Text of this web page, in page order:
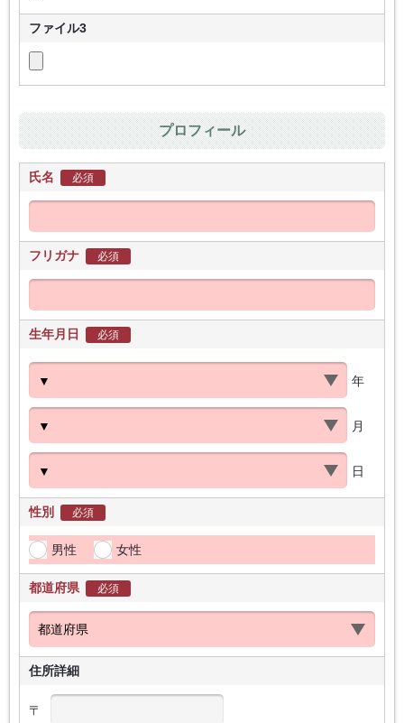
ファイル3
プロフィール
氏名 必須
フリガナ 必須
生年月日 必須
年
月
日
性別 必須
男性 女性
都道府県 必須
住所詳細
〒